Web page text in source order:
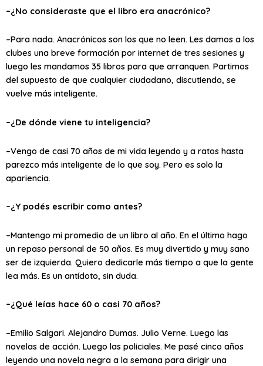
–¿No consideraste que el libro era anacrónico?
–Para nada. Anacrónicos son los que no leen. Les damos a los
clubes una breve formación por internet de tres sesiones y
luego les mandamos 35 libros para que arranquen. Partimos
del supuesto de que cualquier ciudadano, discutiendo, se
vuelve más inteligente.
–¿De dónde viene tu inteligencia?
–Vengo de casi 70 años de mi vida leyendo y a ratos hasta
parezco más inteligente de lo que soy. Pero es solo la
apariencia.
–¿Y podés escribir como antes?
–Mantengo mi promedio de un libro al año. En el último hago
un repaso personal de 50 años. Es muy divertido y muy sano
ser de izquierda. Quiero dedicarle más tiempo a que la gente
lea más. Es un antídoto, sin duda.
–¿Qué leías hace 60 o casi 70 años?
–Emilio Salgari. Alejandro Dumas. Julio Verne. Luego las
novelas de acción. Luego las policiales. Me pasé cinco años
leyendo una novela negra a la semana para dirigir una